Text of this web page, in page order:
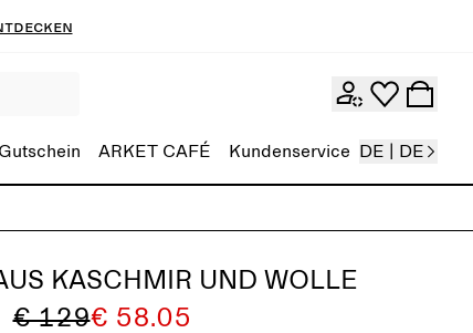
Gutschein ARKET CAFÉ Kundenservice DE | DE
KASCHMIR UND WOLLE
€ 129€ 58.05